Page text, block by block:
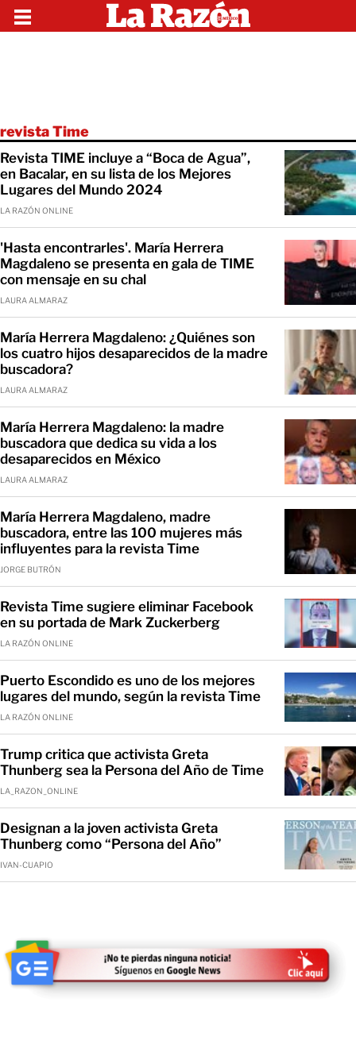
revista Time
Revista TIME incluye a “Boca de Agua”,
en Bacalar, en su lista de los Mejores
Lugares del Mundo 2024
LA RAZÓN ONLINE
'Hasta encontrarles'. María Herrera
Magdaleno se presenta en gala de TIME
con mensaje en su chal
LAURA ALMARAZ
María Herrera Magdaleno: ¿Quiénes son
los cuatro hijos desaparecidos de la madre
buscadora?
LAURA ALMARAZ
María Herrera Magdaleno: la madre
buscadora que dedica su vida a los
desaparecidos en México
LAURA ALMARAZ
María Herrera Magdaleno, madre
buscadora, entre las 100 mujeres más
influyentes para la revista Time
JORGE BUTRÓN
Revista Time sugiere eliminar Facebook
en su portada de Mark Zuckerberg
LA RAZÓN ONLINE
Puerto Escondido es uno de los mejores
lugares del mundo, según la revista Time
LA RAZÓN ONLINE
Trump critica que activista Greta
Thunberg sea la Persona del Año de Time
LA_RAZON_ONLINE
Designan a la joven activista Greta
Thunberg como “Persona del Año”
IVAN-CUAPIO